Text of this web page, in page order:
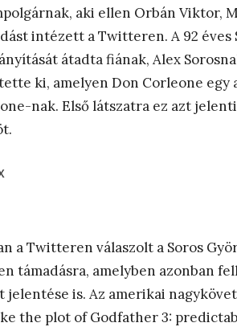
aki ellen Orbán Viktor,
intézett a Twitteren. A 92
átadta fiának, Alex
ki, amelyen Don Corleone egy
nak. Első látszatra ez azt
a Twitteren válaszolt a Soros
támadásra, amelyben azonban
jelentése is. Az amerikai
the plot of Godfather 3: